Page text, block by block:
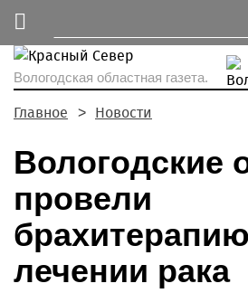
Вологодская областная газета.
Главное Новости
Вологодские
провели
лечении рака